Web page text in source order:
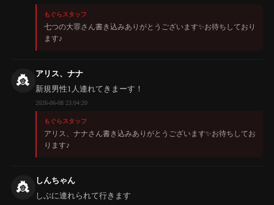
もぐらスタッフ
七つの大罪さん書き込みありがとうございます✨️お待ちしており
ます♪
👸
アリス、ナナ
新規男性1人連れてきまーす！
2026-06-08 23:04:20
もぐらスタッフ
アリス、ナナさん書き込みありがとうございます✨️お待ちしてお
ります♪
👸
しんちゃん
しぶに連れられて行きます